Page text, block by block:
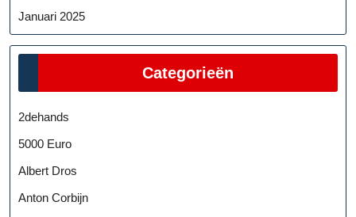
Januari 2025
Categorieën
2dehands
5000 Euro
Albert Dros
Anton Corbijn